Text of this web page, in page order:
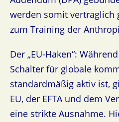
werden somit vertraglich
zum Training der
Der „EU-Haken“:
Schalter für globale
standardmäßig aktiv ist,
EU, der EFTA und dem
eine strikte Ausnahme.